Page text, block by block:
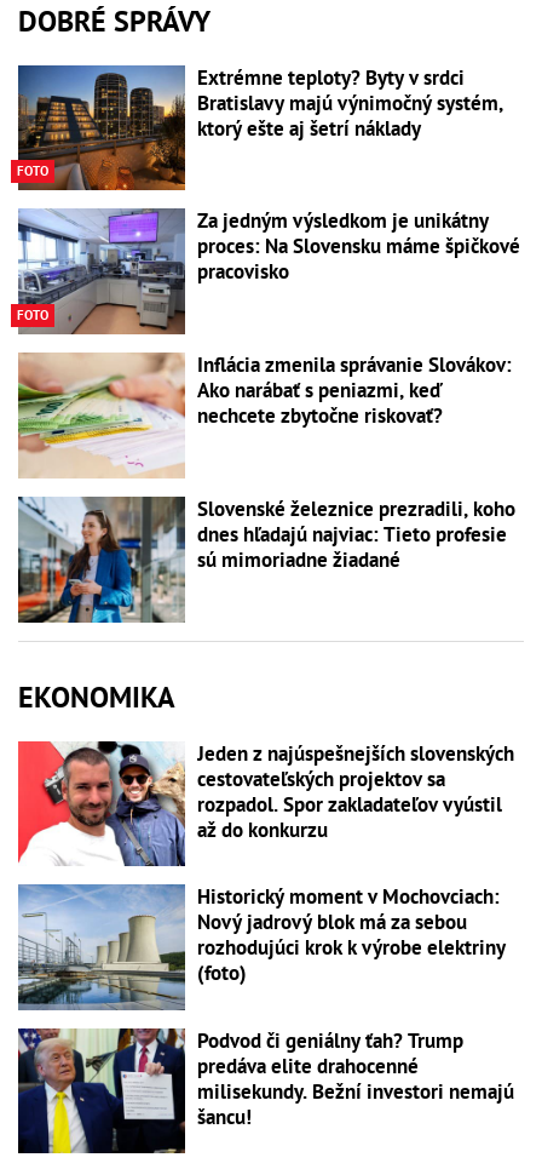
DOBRÉ SPRÁVY
FOTO
Extrémne teploty? Byty v srdci
Bratislavy majú výnimočný systém,
ktorý ešte aj šetrí náklady
FOTO
Za jedným výsledkom je unikátny
proces: Na Slovensku máme špičkové
pracovisko
Inflácia zmenila správanie Slovákov:
Ako narábať s peniazmi, keď
nechcete zbytočne riskovať?
Slovenské železnice prezradili, koho
dnes hľadajú najviac: Tieto profesie
sú mimoriadne žiadané
EKONOMIKA
Jeden z najúspešnejších slovenských
cestovateľských projektov sa
rozpadol. Spor zakladateľov vyústil
až do konkurzu
Historický moment v Mochovciach:
Nový jadrový blok má za sebou
rozhodujúci krok k výrobe elektriny
(foto)
Podvod či geniálny ťah? Trump
predáva elite drahocenné
milisekundy. Bežní investori nemajú
šancu!